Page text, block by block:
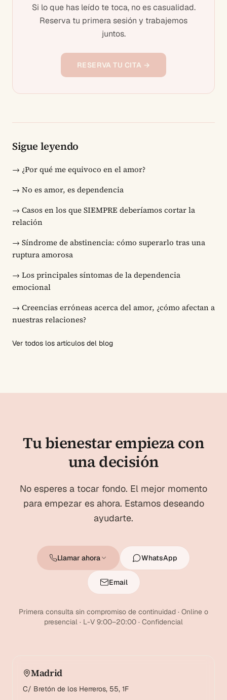
Si lo que has leído te toca, no es casualidad.
Reserva tu primera sesión y trabajemos
juntos.
RESERVA TU CITA →
Sigue leyendo
→ ¿Por qué me equivoco en el amor?
→ No es amor, es dependencia
→ Casos en los que SIEMPRE deberíamos cortar la
relación
→ Síndrome de abstinencia: cómo superarlo tras una
ruptura amorosa
→ Los principales síntomas de la dependencia
emocional
→ Creencias erróneas acerca del amor, ¿cómo afectan a
nuestras relaciones?
Ver todos los artículos del blog
Tu bienestar empieza con
una decisión
No esperes a tocar fondo. El mejor momento
para empezar es ahora. Estamos deseando
ayudarte.
Llamar ahora WhatsApp
Email
Primera consulta sin compromiso de continuidad · Online o
presencial · L-V 9:00–20:00 · Confidencial
Madrid
C/ Bretón de los Herreros, 55, 1F